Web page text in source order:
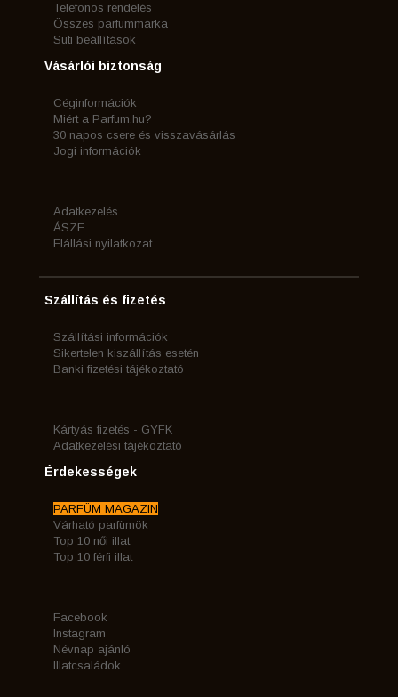
Telefonos rendelés
Összes parfummárka
Süti beállítások
Vásárlói biztonság
Céginformációk
Miért a Parfum.hu?
30 napos csere és visszavásárlás
Jogi információk
Adatkezelés
ÁSZF
Elállási nyilatkozat
Szállítás és fizetés
Szállítási információk
Sikertelen kiszállítás esetén
Banki fizetési tájékoztató
Kártyás fizetés - GYFK
Adatkezelési tájékoztató
Érdekességek
PARFÜM MAGAZIN
Várható parfümök
Top 10 női illat
Top 10 férfi illat
Facebook
Instagram
Névnap ajánló
Illatcsaládok